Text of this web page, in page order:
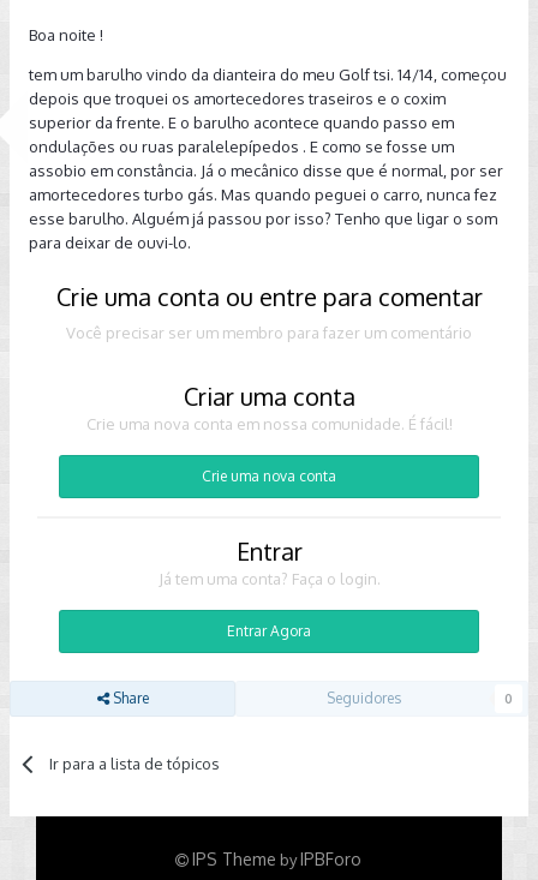
Boa noite !
tem um barulho vindo da dianteira do meu Golf tsi. 14/14, começou
depois que troquei os amortecedores traseiros e o coxim
superior da frente. E o barulho acontece quando passo em
ondulações ou ruas paralelepípedos . E como se fosse um
assobio em constância. Já o mecânico disse que é normal, por ser
amortecedores turbo gás. Mas quando peguei o carro, nunca fez
esse barulho. Alguém já passou por isso? Tenho que ligar o som
para deixar de ouvi-lo.
Crie uma conta ou entre para comentar
Você precisar ser um membro para fazer um comentário
Criar uma conta
Crie uma nova conta em nossa comunidade. É fácil!
Crie uma nova conta
Entrar
Já tem uma conta? Faça o login.
Entrar Agora
Share Seguidores 0
Ir para a lista de tópicos
IPS Theme byIPBForo